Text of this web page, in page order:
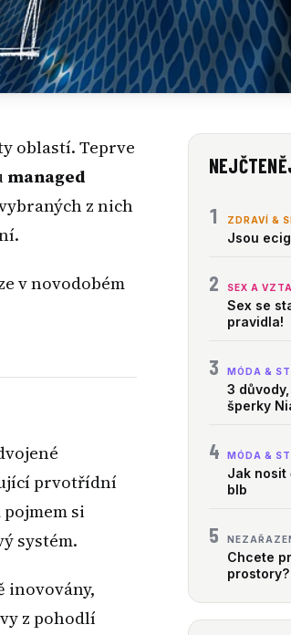
oblastí. Teprve
managed
z nich
v novodobém
prvotřídní
si
systém.
inovovány,
z pohodlí
1 ZDRAVÍ &
Jsou
2 SEX A
Sex se
pravidla!
3 MÓDA &
3
šperky
4 MÓDA &
Jak nosit
blb
5
Chcete